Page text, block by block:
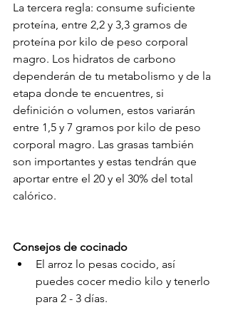
La tercera regla: consume suficiente
proteína, entre 2,2 y 3,3 gramos de
proteína por kilo de peso corporal
magro. Los hidratos de carbono
dependerán de tu metabolismo y de la
etapa donde te encuentres, si
definición o volumen, estos variarán
entre 1,5 y 7 gramos por kilo de peso
corporal magro. Las grasas también
son importantes y estas tendrán que
aportar entre el 20 y el 30% del total
calórico.
Consejos de cocinado
El arroz lo pesas cocido, así
puedes cocer medio kilo y tenerlo
para 2 - 3 días.